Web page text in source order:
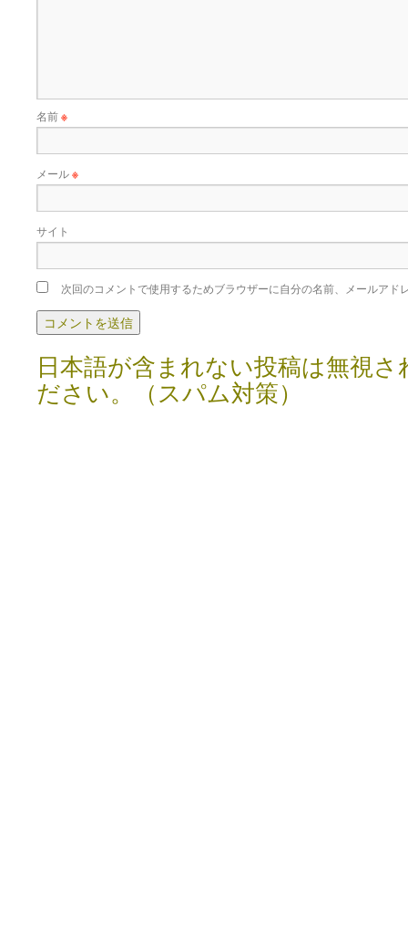
名前※
メール※
サイト
次回のコメントで使用するためブラウザーに自分の名前、メールアド
日本語が含まれない投稿は無視
ださい。（スパム対策）